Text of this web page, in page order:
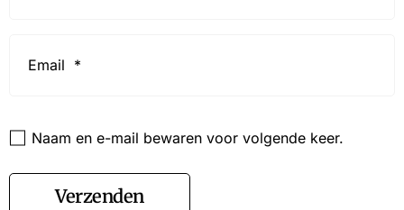
Naam en e-mail bewaren voor volgende keer.
Verzenden